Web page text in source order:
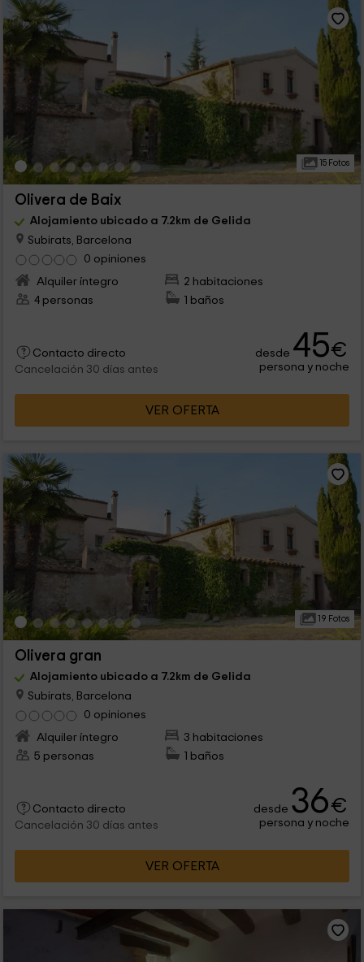
15 Fotos
Olivera de Baix
Alojamiento ubicado a 7.2km de Gelida
Subirats, Barcelona
0 opiniones
Alquiler íntegro
2 habitaciones
4 personas
1 baños
Contacto directo
Cancelación 30 días antes
desde 45€
persona y noche
VER OFERTA
19 Fotos
Olivera gran
Alojamiento ubicado a 7.2km de Gelida
Subirats, Barcelona
0 opiniones
Alquiler íntegro
3 habitaciones
5 personas
1 baños
Contacto directo
Cancelación 30 días antes
desde 36€
persona y noche
VER OFERTA